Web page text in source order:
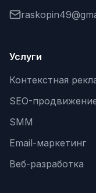
Услуги
Контекстная
SEO-
SMM
Email-маркетинг
Веб-разработка